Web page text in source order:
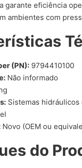
garante eficiência
ambientes com
(PN): 9794410100
Não informado
Sistemas hidráulicos
Novo (OEM ou
do